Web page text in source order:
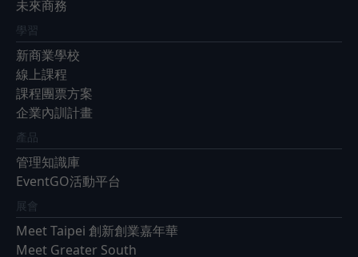
未來商務
學習
新商業學校
線上課程
課程團票方案
企業內訓計畫
產品
管理知識庫
EventGO活動平台
展會
Meet Taipei 創新創業嘉年華
Meet Greater South